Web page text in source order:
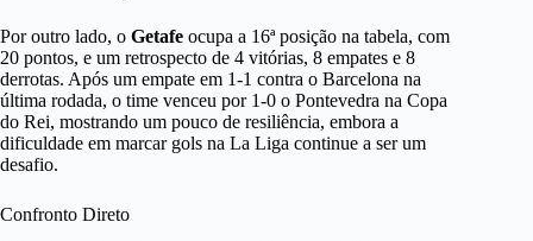
Por outro lado, o Getafe ocupa a 16ª posição na tabela, com
20 pontos, e um retrospecto de 4 vitórias, 8 empates e 8
derrotas. Após um empate em 1-1 contra o Barcelona na
última rodada, o time venceu por 1-0 o Pontevedra na Copa
do Rei, mostrando um pouco de resiliência, embora a
dificuldade em marcar gols na La Liga continue a ser um
desafio.
Confronto Direto